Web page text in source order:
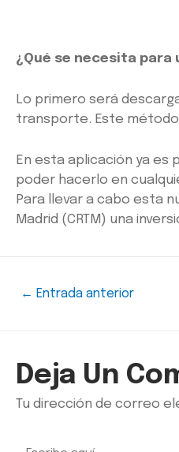
¿Qué se necesita
Lo primero será
transporte. Este método
En esta aplicación ya
poder hacerlo en
Para llevar a cabo esta
Madrid (CRTM) una
← Entrada anterior
Deja Un
Tu dirección de correo